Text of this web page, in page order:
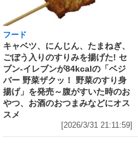
フード
キャベツ、にんじん、たまねぎ、
ごぼう入りのすりみを揚げた! セ
ブン‐イレブンが84kcalの「ベジ
バー 野菜ザクッ！ 野菜のすり身
揚げ」を発売～腹がすいた時のお
やつ、お酒のおつまみなどにオス
スメ
[2026/3/31 21:11:59]